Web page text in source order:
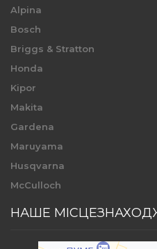
Alpina
Bosch
Briggs & Stratton
Honda
Kipor
Makita
Gardena
Maruyama
Husqvarna
McCulloch
НАШЕ